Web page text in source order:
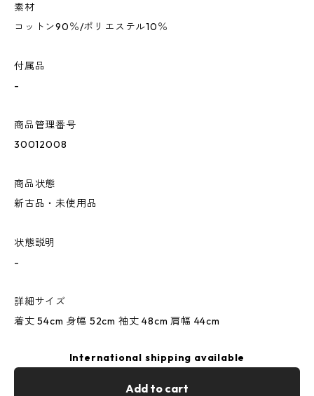
素材
コットン90％/ポリエステル10％
付属品
-
商品管理番号
30012008
商品状態
新古品・未使用品
状態説明
-
詳細サイズ
着丈 54cm 身幅 52cm 袖丈 48cm 肩幅 44cm
International shipping available
Add to cart